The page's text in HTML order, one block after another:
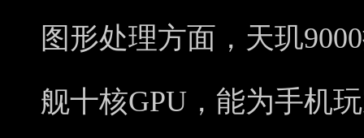
图形处理方面，天玑
舰十核GPU，能为手机